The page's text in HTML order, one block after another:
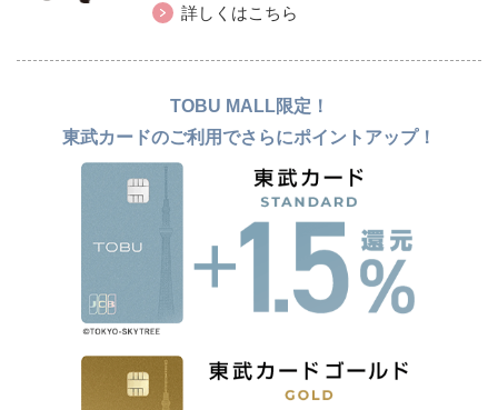
詳しくはこちら
TOBU MALL限定！
東武カードのご利用でさらにポイントアップ！